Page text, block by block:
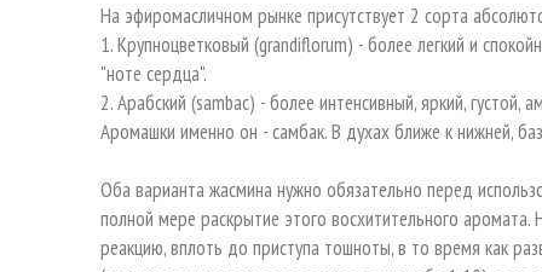
На эфиромасличном рынке присутствует 2 сорта
1. Крупноцветковый (grandiflorum) - более легкий и
"ноте сердца".
2. Арабский (sambac) - более интенсивный, яркий,
Аромашки именно он - самбак. В духах ближе к нижней,
Оба варианта жасмина нужно обязательно перед
полной мере раскрытие этого восхитительного
реакцию, вплоть до приступа тошноты, в то время как